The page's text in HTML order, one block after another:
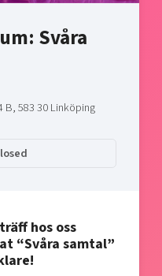
Svåra
B, 583 30 Linköping
hos oss
“Svåra samtal”